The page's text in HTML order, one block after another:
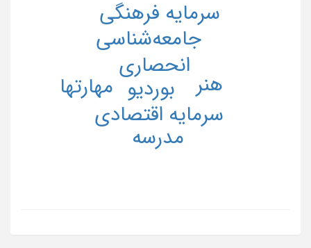
انحصاری
بوردیو
جامعه‌شناسی
سرمایه اقتصادی
سرمایه فرهنگی
مدرسه
مهارتها هنر